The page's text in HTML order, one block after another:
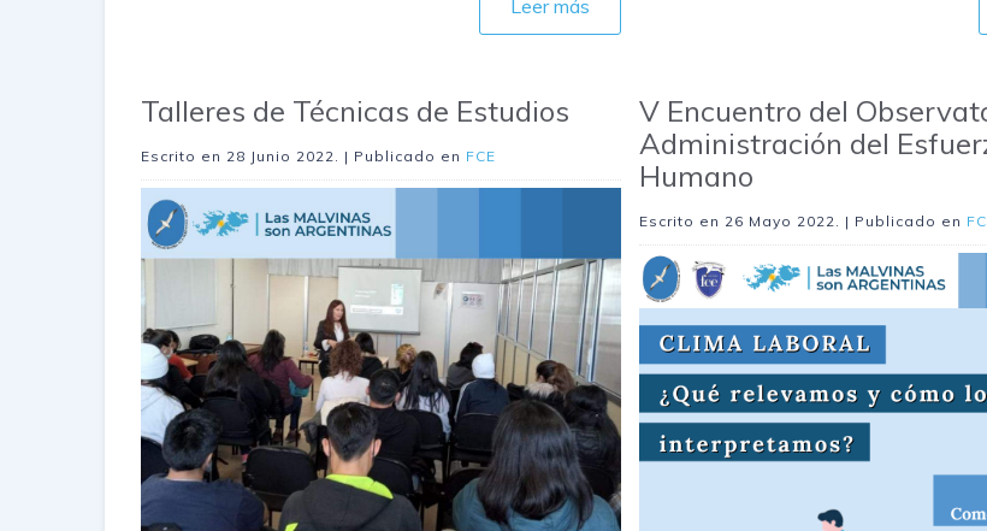
Leer más
Talleres de Técnicas de Estudios
Escrito en 28 Junio 2022. | Publicado en FCE
V Encuentro del
Administración del
Humano
Escrito en 26 Mayo 2022. | Publicado en